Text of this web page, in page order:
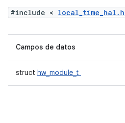
#include < local_time_hal.h
Campos de datos
struct hw_module_t